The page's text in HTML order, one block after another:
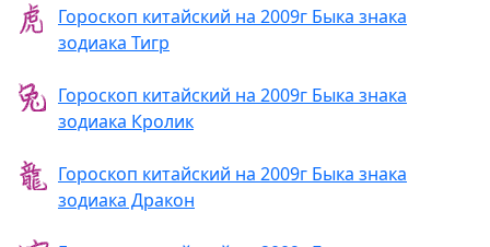
Гороскоп китайский на 2009г Быка знака
зодиака Тигр
Гороскоп китайский на 2009г Быка знака
зодиака Кролик
Гороскоп китайский на 2009г Быка знака
зодиака Дракон